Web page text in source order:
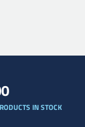
IN STOCK